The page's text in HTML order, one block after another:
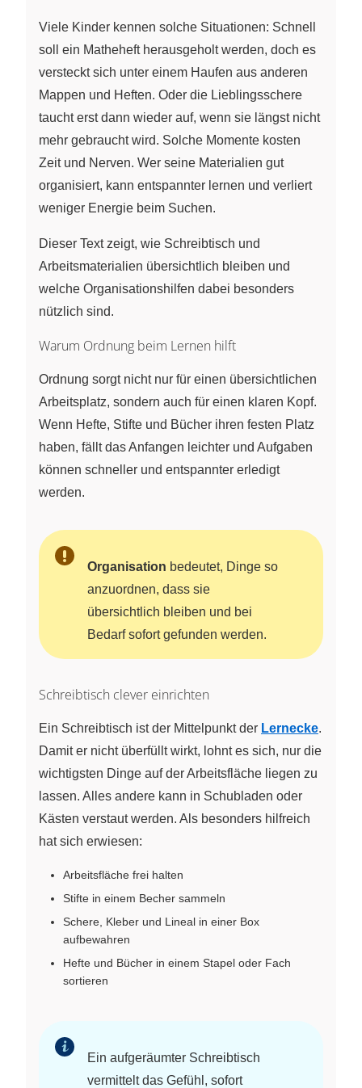
Viele Kinder kennen solche Situationen: Schnell
soll ein Matheheft herausgeholt werden, doch es
versteckt sich unter einem Haufen aus anderen
Mappen und Heften. Oder die Lieblingsschere
taucht erst dann wieder auf, wenn sie längst nicht
mehr gebraucht wird. Solche Momente kosten
Zeit und Nerven. Wer seine Materialien gut
organisiert, kann entspannter lernen und verliert
weniger Energie beim Suchen.
Dieser Text zeigt, wie Schreibtisch und
Arbeitsmaterialien übersichtlich bleiben und
welche Organisationshilfen dabei besonders
nützlich sind.
Warum Ordnung beim Lernen hilft
Ordnung sorgt nicht nur für einen übersichtlichen
Arbeitsplatz, sondern auch für einen klaren Kopf.
Wenn Hefte, Stifte und Bücher ihren festen Platz
haben, fällt das Anfangen leichter und Aufgaben
können schneller und entspannter erledigt
werden.
Organisation bedeutet, Dinge so
anzuordnen, dass sie
übersichtlich bleiben und bei
Bedarf sofort gefunden werden.
Schreibtisch clever einrichten
Ein Schreibtisch ist der Mittelpunkt der Lernecke.
Damit er nicht überfüllt wirkt, lohnt es sich, nur die
wichtigsten Dinge auf der Arbeitsfläche liegen zu
lassen. Alles andere kann in Schubladen oder
Kästen verstaut werden. Als besonders hilfreich
hat sich erwiesen:
Arbeitsfläche frei halten
Stifte in einem Becher sammeln
Schere, Kleber und Lineal in einer Box
aufbewahren
Hefte und Bücher in einem Stapel oder Fach
sortieren
Ein aufgeräumter Schreibtisch
vermittelt das Gefühl, sofort